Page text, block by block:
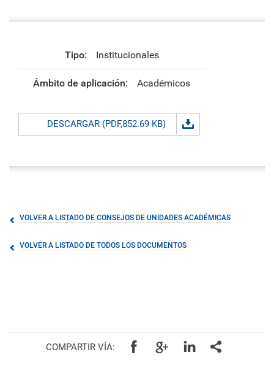
Tipo: Institucionales
Ámbito de aplicación: Académicos
DESCARGAR (PDF,852.69 KB)
VOLVER A LISTADO DE CONSEJOS DE UNIDADES ACADÉMICAS
VOLVER A LISTADO DE TODOS LOS DOCUMENTOS
COMPARTIR VÍA: